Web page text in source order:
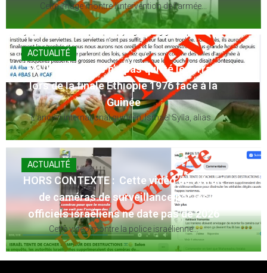
Cette image montre l’intervention de l’armée...
ACTUALITÉ
FAUX : Le Maroc n’a pas quitté le terrain
lors de la finale Éthiopie 1976 face à la
Guinée
L'ancien international guinéen, Ismaël Sylla, alias...
ACTUALITÉ
HORS CONTEXTE : Cette vidéo de retrait
de caméras de surveillance par les
officiels israéliens ne date pas de 2026
Cette vidéo montre la police israélienne...